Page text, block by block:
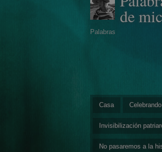
de
Palabras
Casa Celebrando
Invisibilización
No pasaremos a la